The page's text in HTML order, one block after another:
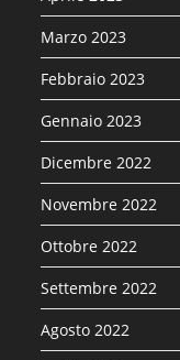
Marzo 2023
Febbraio 2023
Gennaio 2023
Dicembre 2022
Novembre 2022
Ottobre 2022
Settembre 2022
Agosto 2022